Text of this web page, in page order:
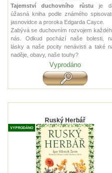
Tajemství duchovního růstu je
úžasná kniha podle známého
jasnovidce a proroka Edgarda Cayce.
Zabývá se duchovním rozvojem
nás. Odkud pochází naše bolesti,
lásky a naše pocity nenávisti a také
naděje, obavy, naše touhy?
Vyprodáno
Ruský Herbář
VYPRODÁNO